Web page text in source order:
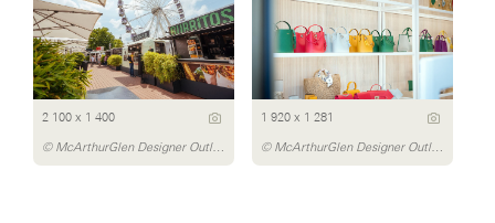
2 100 x 1 400
© McArthurGlen Designer Outlet Parndorf/Dávid Bártfay
1 920 x 1 281
© McArthurGlen Designer Outlet Parndorf/Daniel Bointner